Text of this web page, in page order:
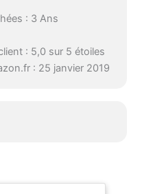
: 3 Ans
: 5,0 sur 5 étoiles
: 25 janvier 2019